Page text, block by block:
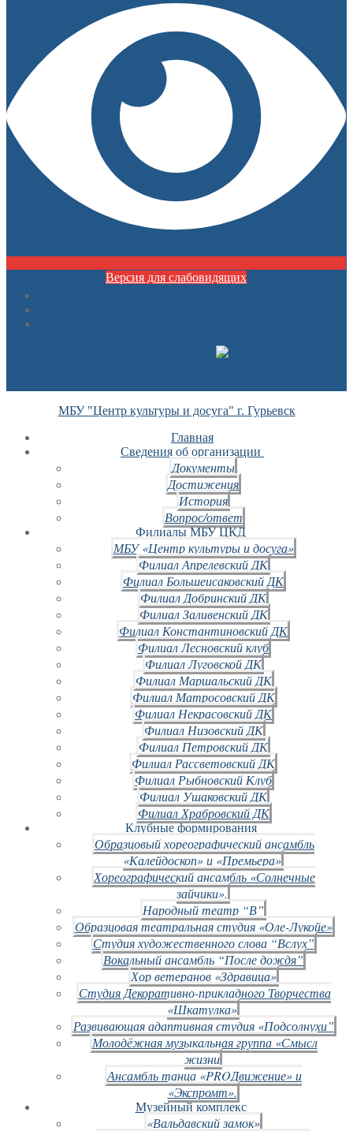
Версия для слабовидящих
МБУ "Центр культуры и досуга" г. Гурьевск
Главная
Сведения об организации
Документы
Достижения
История
Вопрос/ответ
Филиалы МБУ ЦКД
МБУ «Центр культуры и досуга»
Филиал Апрелевский ДК
Филиал Большеисаковский ДК
Филиал Добринский ДК
Филиал Заливенский ДК
Филиал Константиновский ДК
Филиал Лесновский клуб
Филиал Луговской ДК
Филиал Маршальский ДК
Филиал Матросовский ДК
Филиал Некрасовский ДК
Филиал Низовский ДК
Филиал Петровский ДК
Филиал Рассветовский ДК
Филиал Рыбновский Клуб
Филиал Ушаковский ДК
Филиал Храбровский ДК
Клубные формирования
Образцовый хореографический ансамбль
«Калейдоскоп» и «Премьера»
Хореографический ансамбль «Солнечные
зайчики».
Народный театр “В”
Образцовая театральная студия «Оле-Лукойе»
Студия художественного слова “Вслух”
Вокальный ансамбль “После дождя”
Хор ветеранов «Здравица»
Студия Декоративно-прикладного Творчества
«Шкатулка»
Развивающая адаптивная студия «Подсолнухи”
Молодёжная музыкальная группа «Смысл
жизни
Ансамбль танца «PROДвижение» и
«Экспромт».
Музейный комплекс
«Вальдавский замок»